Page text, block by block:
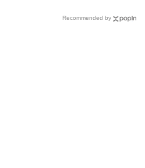
Recommended by